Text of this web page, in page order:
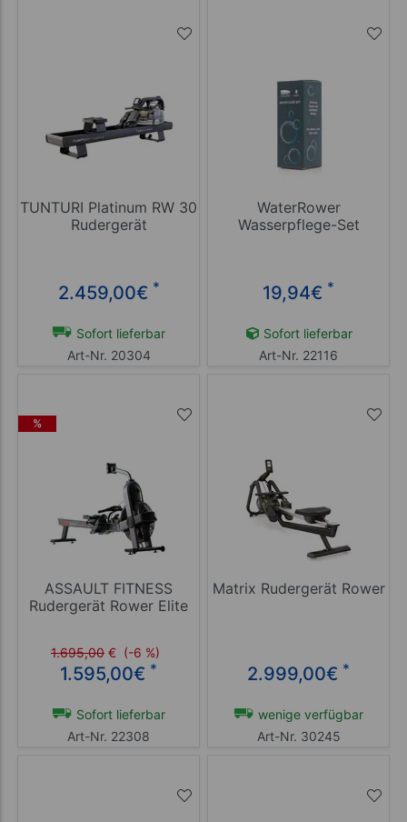
TUNTURI Platinum RW 30
Rudergerät
2.459,00€ *
Sofort lieferbar
Art-Nr. 20304
WaterRower
Wasserpflege-Set
19,94€ *
Sofort lieferbar
Art-Nr. 22116
%
ASSAULT FITNESS
Rudergerät Rower Elite
1.695,00 € (-6 %)
1.595,00€ *
Sofort lieferbar
Art-Nr. 22308
Matrix Rudergerät Rower
2.999,00€ *
wenige verfügbar
Art-Nr. 30245